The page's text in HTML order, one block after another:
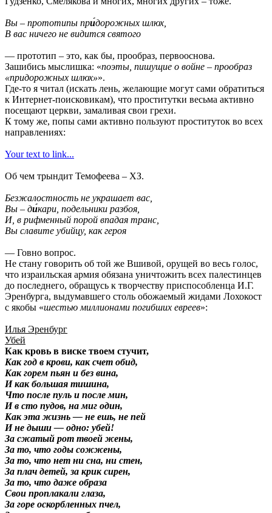
Вы – прототипы при́дорожных шлюх,
В вас ничего не видится святого
— прототип – это, как бы, прообраз, первооснова.
Зашибись мыслишка: «поэты, пишущие о войне – прообраз
«придорожных шлюх»».
Где-то я читал (искать лень, желающие могут сами обратиться
к Интернет-поисковикам), что проститутки весьма активно
посещают церкви, замаливая свои грехи.
К тому же, попы сами активно пользуют проституток во всех
направлениях:
Your text to link...
Об чем трындит Темофеева – ХЗ.
Безжалостность не украшает вас,
Вы – ди́кари, подельники разбоя,
И, в рифменный порой впадая транс,
Вы славите убийцу, как героя
— Говно вопрос.
Не стану говорить об той же Вшивой, орущей во весь голос,
что израильская армия обязана уничтожить всех палестинцев
до последнего, обращусь к творчеству приспособленца И.Г.
Эренбурга, выдумавшего столь обожаемый жидами Лохокост
с якобы «шестью миллионами погибших евреев»:
Илья Эренбург
Убей
Как кровь в виске твоем стучит,
Как год в крови, как счет обид,
Как горем пьян и без вина,
И как большая тишина,
Что после пуль и после мин,
И в сто пудов, на миг один,
Как эта жизнь — не ешь, не пей
И не дыши — одно: убей!
За сжатый рот твоей жены,
За то, что годы сожжены,
За то, что нет ни сна, ни стен,
За плач детей, за крик сирен,
За то, что даже образа
Свои проплакали глаза,
За горе оскорбленных пчел,